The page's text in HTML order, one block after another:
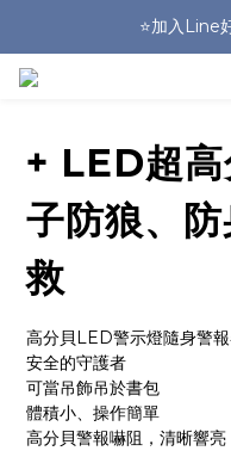
⭐️加入Line
+ LED超
子防狼、
救
高分貝LED警示燈隨身警
安全的守護者
可當吊飾吊於書包
體積小、操作簡單
高分貝警報嚇阻，清晰響亮